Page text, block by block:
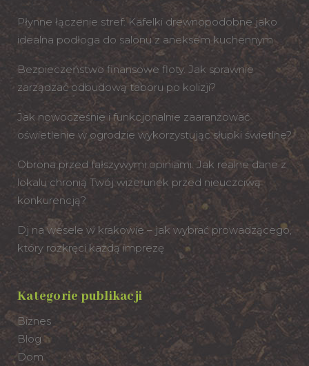
Płynne łączenie stref: Kafelki drewnopodobne jako
idealna podłoga do salonu z aneksem kuchennym
Bezpieczeństwo finansowe floty. Jak sprawnie
zarządzać odbudową taboru po kolizji?
Jak nowocześnie i funkcjonalnie zaaranżować
oświetlenie w ogrodzie wykorzystując słupki świetlne?
Obrona przed fałszywymi opiniami. Jak realne dane z
lokalu chronią Twój wizerunek przed nieuczciwą
konkurencją?
Dj na wesele w krakowie – jak wybrać prowadzącego,
który rozkręci każdą imprezę
Kategorie publikacji
Biznes
Blog
Dom